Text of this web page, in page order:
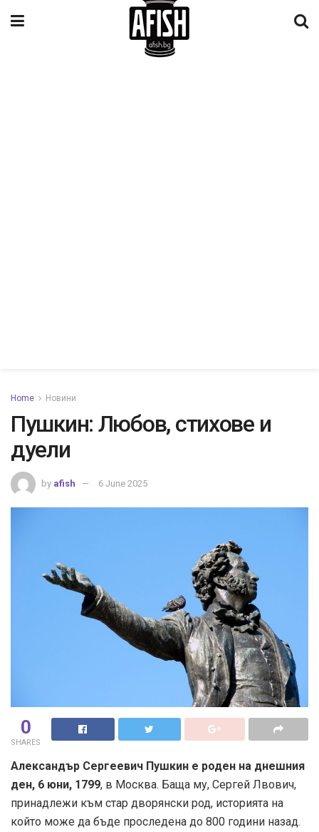
Home Новини
Пушкин: Любов, стихове и
дуели
by afish 6 June 2025
0
SHARES
Александър Сергеевич Пушкин е роден на днешния
ден, 6 юни, 1799, в Москва. Баща му, Сергей Лвович,
принадлежи към стар дворянски род, историята на
който може да бъде проследена до 800 години назад.